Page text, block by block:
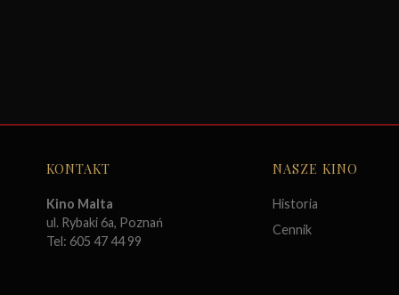
KONTAKT
Kino Malta
ul. Rybaki 6a, Poznań
Tel: 605 47 44 99
NASZE KINO
Historia
Cennik